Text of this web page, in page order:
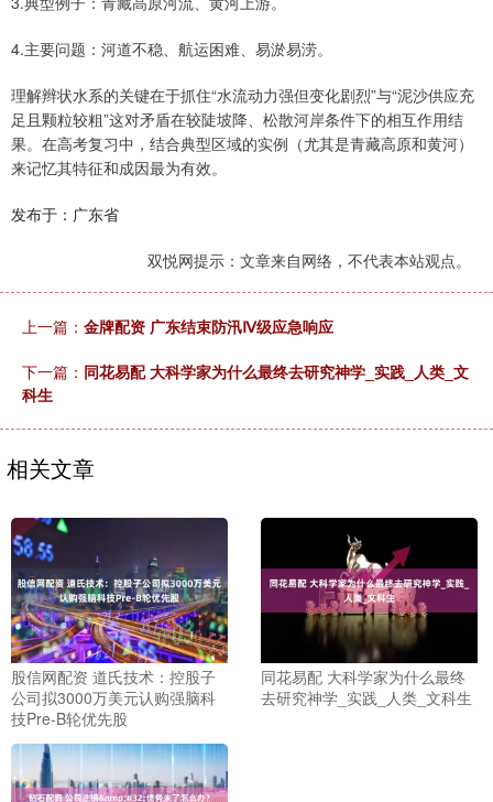
4.主要问题：河道不稳、航运困难、易淤易涝。
理解辫状水系的关键在于抓住“水流动力强但变化剧烈”与“泥沙供应充
足且颗粒较粗”这对矛盾在较陡坡降、松散河岸条件下的相互作用结
果。在高考复习中，结合典型区域的实例（尤其是青藏高原和黄河）
来记忆其特征和成因最为有效。
发布于：广东省
双悦网提示：文章来自网络，不代表本站观点。
上一篇： 金牌配资 广东结束防汛Ⅳ级应急响应
下一篇： 同花易配 大科学家为什么最终去研究神学_实践_人类_文
科生
相关文章
股信网配资 道氏技术：控股子
公司拟3000万美元认购强脑科
技Pre-B轮优先股
同花易配 大科学家为什么最终
去研究神学_实践_人类_文科生